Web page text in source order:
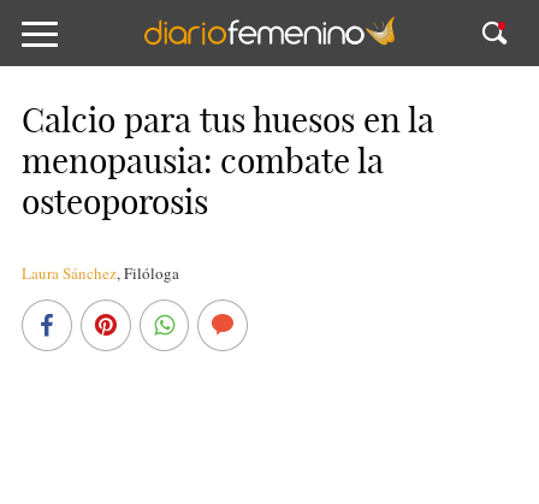
Calcio para tus huesos en la
menopausia: combate la
osteoporosis
Laura Sánchez,Filóloga